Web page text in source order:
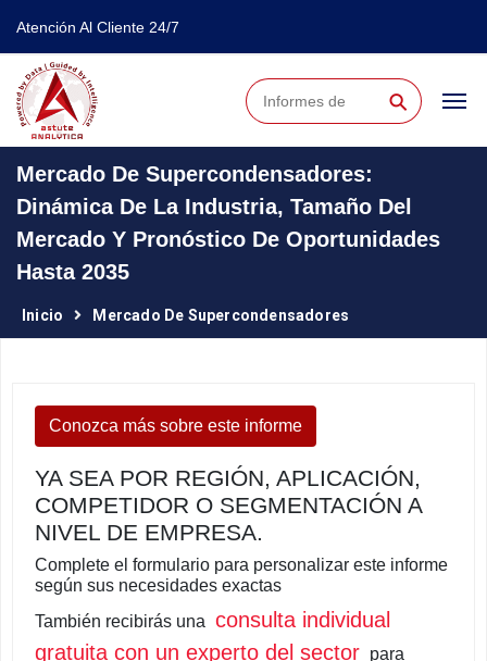
Atención Al Cliente 24/7
⚲
Mercado De Supercondensadores:
Dinámica De La Industria, Tamaño Del
Mercado Y Pronóstico De Oportunidades
Hasta 2035
Inicio Mercado De Supercondensadores
Conozca más sobre este informe
YA SEA POR REGIÓN, APLICACIÓN,
COMPETIDOR O SEGMENTACIÓN A
NIVEL DE EMPRESA.
Complete el formulario para personalizar este informe
según sus necesidades exactas
También recibirás una consulta individual
gratuita con un experto del sector para